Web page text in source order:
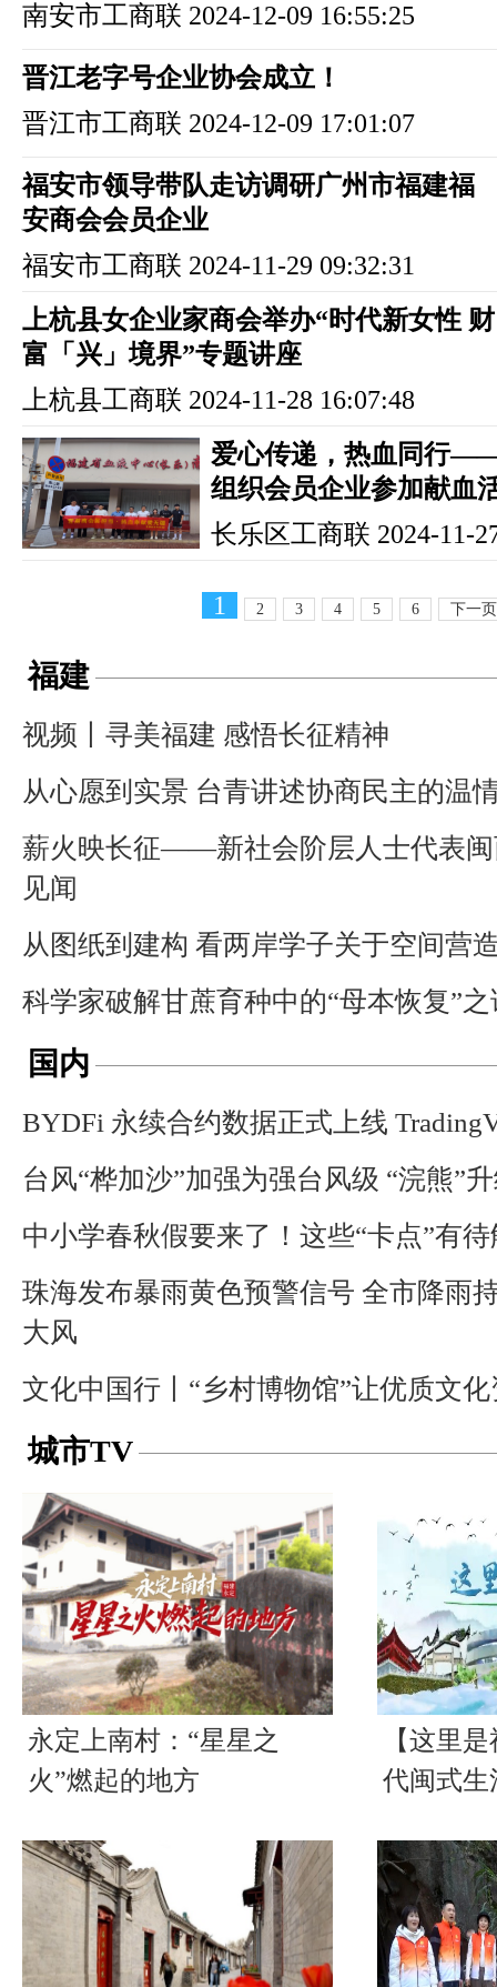
南安市工商联 2024-12-09 16:55:25
晋江老字号企业协会成立！
晋江市工商联 2024-12-09 17:01:07
福安市领导带队走访调研广州市福建福
安商会会员企业
福安市工商联 2024-11-29 09:32:31
上杭县女企业家商会举办“时代新女性 财
富「兴」境界”专题讲座
上杭县工商联 2024-11-28 16:07:48
爱心传递，热血同行
组织会员企业参加献血
长乐区工商联 2024-11-
1 2 3 4 5 6 下一页
福建
视频丨寻美福建 感悟长征精神
从心愿到实景 台青讲述协商民主的温
薪火映长征——新社会阶层人士代表闽
见闻
从图纸到建构 看两岸学子关于空间营
科学家破解甘蔗育种中的“母本恢复”之
国内
BYDFi 永续合约数据正式上线
台风“桦加沙”加强为强台风级 “浣熊”
中小学春秋假要来了！这些“卡点”有
珠海发布暴雨黄色预警信号 全市降雨
大风
文化中国行丨“乡村博物馆”让优质文
城市TV
永定上南村：“星星之
火”燃起的地方
【这里
代闽式生